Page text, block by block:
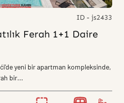
ID - js2433
Ferah 1+1 Daire
yeni bir apartman kompleksinde,
bir...